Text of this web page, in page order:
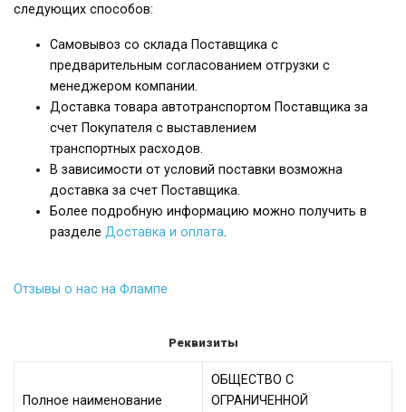
следующих способов:
Самовывоз со склада Поставщика с
предварительным согласованием отгрузки с
менеджером компании.
Доставка товара автотранспортом Поставщика за
счет Покупателя с выставлением
транспортных расходов.
В зависимости от условий поставки возможна
доставка за счет Поставщика.
Более подробную информацию можно получить в
разделе Доставка и оплата
Отзывы о нас на Флампе
Реквизиты
Полное наименование
ОБЩЕСТВО С
ОГРАНИЧЕННОЙ